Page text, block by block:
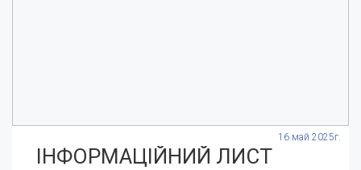
16 май 2025г.
ІНФОРМАЦІЙНИЙ ЛИСТ